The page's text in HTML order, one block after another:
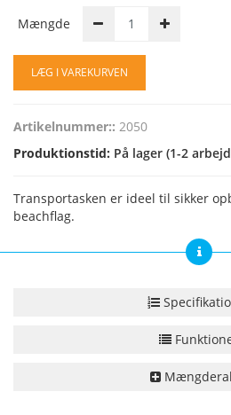
Mængde
LÆG I VAREKURVEN
Artikelnummer:: 2050
Produktionstid: På lager (1-2
Transportasken er ideel til sikker
beachflag.